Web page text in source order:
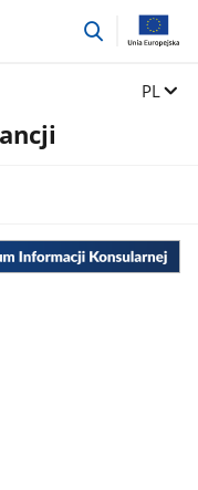
przejdź
Zmień
PL